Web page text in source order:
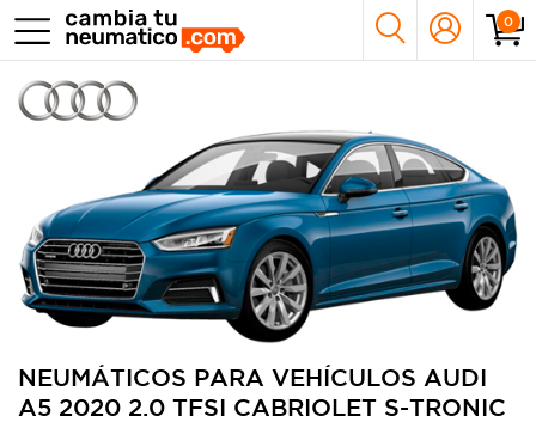
0
NEUMÁTICOS PARA VEHÍCULOS AUDI
A5 2020 2.0 TFSI CABRIOLET S-TRONIC